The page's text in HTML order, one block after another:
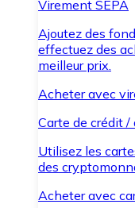
Virement SEPA
Ajoutez des
effectuez des
meilleur prix.
Acheter avec
Carte de crédit /
Utilisez les
des
Acheter avec